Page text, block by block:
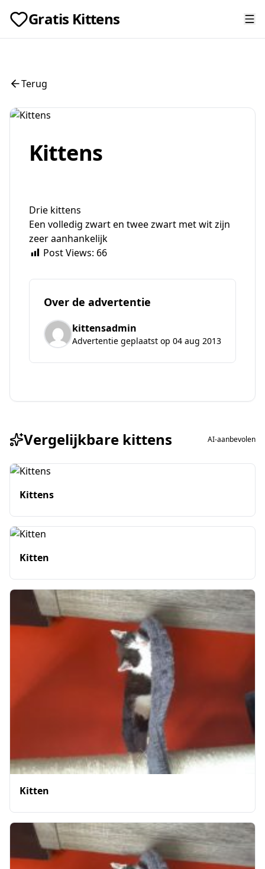
Gratis Kittens
Terug
Kittens
Drie kittens
Een volledig zwart en twee zwart met wit zijn
zeer aanhankelijk
Post Views: 66
Over de advertentie
kittensadmin
Advertentie geplaatst op 04 aug 2013
Vergelijkbare kittens AI-aanbevolen
Kittens
Kitten
Kitten